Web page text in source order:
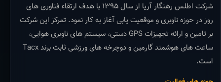
شرکت اطلس رهنگار آریا از سال ۱۳۹۵ با هدف ارتقاء فناوری های
روز در حوزه ناوبری و موقعیت یابی آغاز به کار نمود. تمرکز این شرکت
بر تامین و ارائه تجهیزات GPS دستی، سیستم های ناوبری هوایی،
ساعت های هوشمند گارمین و دوچرخه های ورزشی ثابت برند Tacx
است.